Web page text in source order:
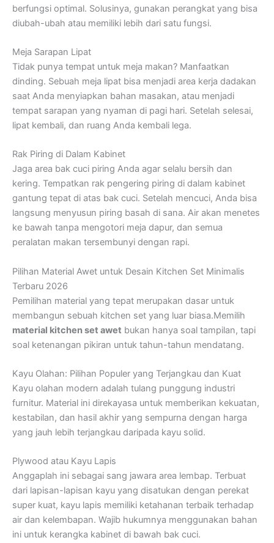
berfungsi optimal. Solusinya, gunakan perangkat yang bisa
diubah-ubah atau memiliki lebih dari satu fungsi.
Meja Sarapan Lipat
Tidak punya tempat untuk meja makan? Manfaatkan
dinding. Sebuah meja lipat bisa menjadi area kerja dadakan
saat Anda menyiapkan bahan masakan, atau menjadi
tempat sarapan yang nyaman di pagi hari. Setelah selesai,
lipat kembali, dan ruang Anda kembali lega.
Rak Piring di Dalam Kabinet
Jaga area bak cuci piring Anda agar selalu bersih dan
kering. Tempatkan rak pengering piring di dalam kabinet
gantung tepat di atas bak cuci. Setelah mencuci, Anda bisa
langsung menyusun piring basah di sana. Air akan menetes
ke bawah tanpa mengotori meja dapur, dan semua
peralatan makan tersembunyi dengan rapi.
Pilihan Material Awet untuk Desain Kitchen Set Minimalis
Terbaru 2026
Pemilihan material yang tepat merupakan dasar untuk
membangun sebuah kitchen set yang luar biasa.Memilih
material kitchen set awet bukan hanya soal tampilan, tapi
soal ketenangan pikiran untuk tahun-tahun mendatang.
Kayu Olahan: Pilihan Populer yang Terjangkau dan Kuat
Kayu olahan modern adalah tulang punggung industri
furnitur. Material ini direkayasa untuk memberikan kekuatan,
kestabilan, dan hasil akhir yang sempurna dengan harga
yang jauh lebih terjangkau daripada kayu solid.
Plywood atau Kayu Lapis
Anggaplah ini sebagai sang jawara area lembap. Terbuat
dari lapisan-lapisan kayu yang disatukan dengan perekat
super kuat, kayu lapis memiliki ketahanan terbaik terhadap
air dan kelembapan. Wajib hukumnya menggunakan bahan
ini untuk kerangka kabinet di bawah bak cuci.